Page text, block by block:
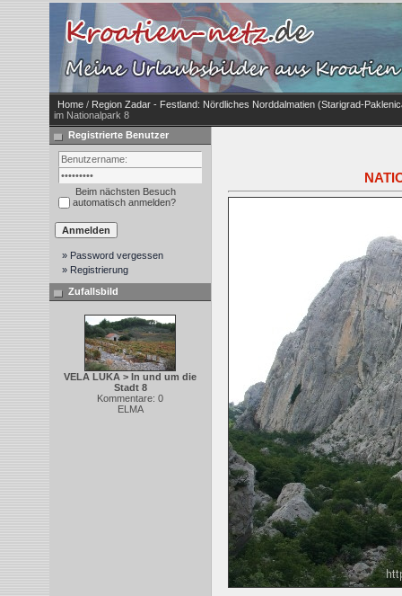
Home / Region Zadar - Festland: Nördliches Norddalmatien (Starigrad-
im Nationalpark 8
Registrierte Benutzer
Beim nächsten Besuch
automatisch anmelden?
» Password vergessen
» Registrierung
Zufallsbild
VELA LUKA > In und um die
Stadt 8
Kommentare: 0
ELMA